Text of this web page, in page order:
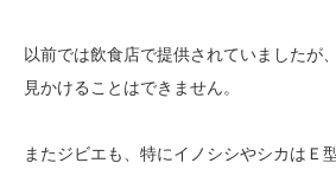
以前では飲食店で提供されていましたが
見かけることはできません。
またジビエも、特にイノシシやシカはＥ